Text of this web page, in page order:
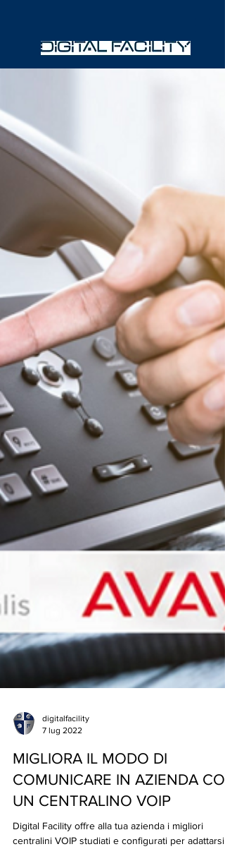
7 lug 2022
MIGLIORA IL MODO DI
COMUNICARE IN AZIENDA
UN CENTRALINO VOIP